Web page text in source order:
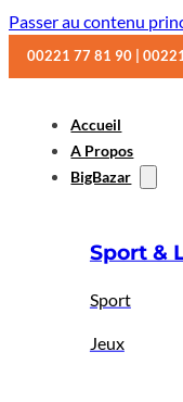
Passer au contenu
00221 77 81 90 |
Accueil
A Propos
BigBazar
Sport &
Sport
Jeux